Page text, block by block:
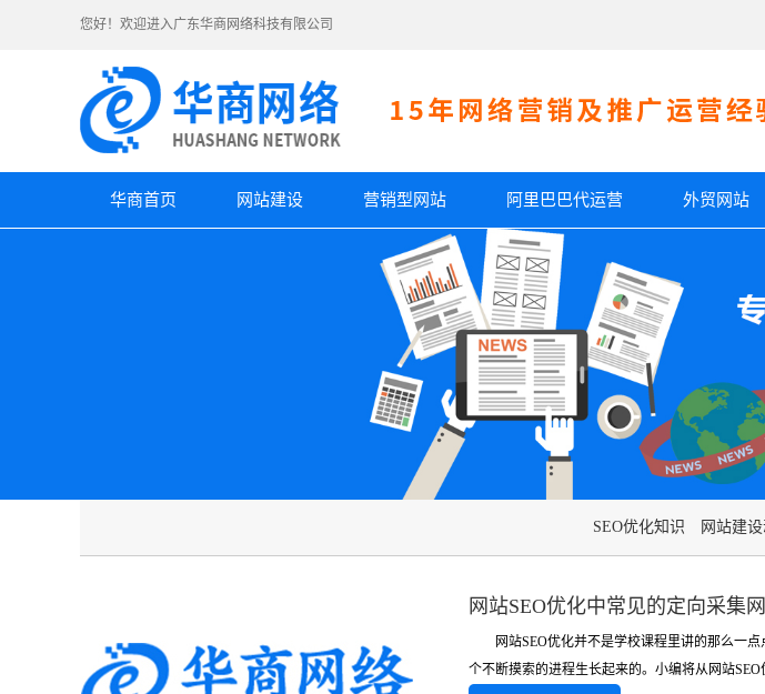
您好！欢迎进入广东华商网络科技有限公司
华商首页 网站建设 营销型网站 阿里巴巴代运营 外贸网站
SEO优化知识 网站建
网站SEO优化中常见的定向采集
网站SEO优化并不是学校课程里讲的那么一点
个不断摸索的进程生长起来的。小编将从网站